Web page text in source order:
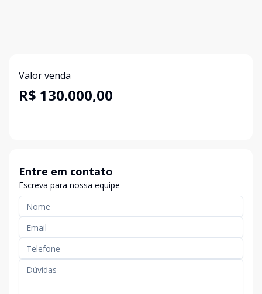
Valor venda
R$ 130.000,00
Entre em contato
Escreva para nossa equipe